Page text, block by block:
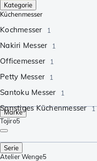
Kategorie
Küchenmesser
Kochmesser 1
Nakiri Messer 1
Officemesser 1
Petty Messer 1
Santoku Messer 1
Sonstiges Küchenmesser 1
Marke
Tojiro5
Serie
Atelier Wenge5